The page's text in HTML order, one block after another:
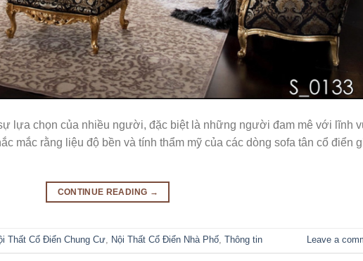
lựa chọn của nhiều người, đặc biệt là những người đam mê với lĩnh
mắc rằng liệu độ bền và tính thẩm mỹ của các dòng sofa tân cổ điển
CONTINUE READING →
Thất Cổ Điển Chung Cư, Nội Thất Cổ Điển Nhà Phố, Thông tin Leave a